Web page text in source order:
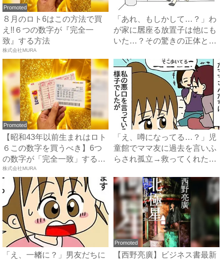
Promoted
８月のロト6はこの方法で買
え!!６つの数字が『完全一
致』する方法
株式会社MURA
「あれ、もしかして…？」わ
が家に居座る放置子は他にも
いた…？その驚きの正体と
Promoted
【昭和43年以前生まれはロト
６この数字を買うべき】6つ
の数字が「完全一致」する
方...
株式会社MURA
「え、噂になってる…？」児
童館でママ友に過去を言いふ
らされ孤立→救ってくれた友
「え、一緒に？」男友だちに
Promoted
【西野亮廣】ビジネス書最新